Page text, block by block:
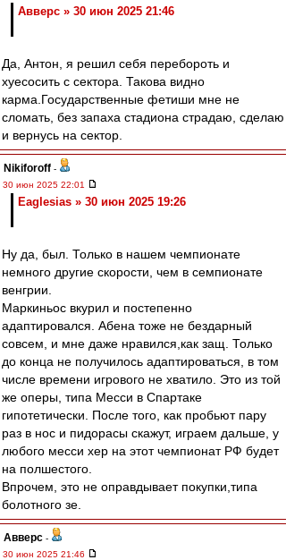
Авверс » 30 июн 2025 21:46
Да, Антон, я решил себя перебороть и
хуесосить с сектора. Такова видно
карма.Государственные фетиши мне не
сломать, без запаха стадиона страдаю, сделаю
и вернусь на сектор.
Nikiforoff -
30 июн 2025 22:01
Eaglesias » 30 июн 2025 19:26
Ну да, был. Только в нашем чемпионате
немного другие скорости, чем в семпионате
венгрии.
Маркиньос вкурил и постепенно
адаптировался. Абена тоже не бездарный
совсем, и мне даже нравился,как защ. Только
до конца не получилось адаптироваться, в том
числе времени игрового не хватило. Это из той
же оперы, типа Месси в Спартаке
гипотетически. После того, как пробьют пару
раз в нос и пидорасы скажут, играем дальше, у
любого месси хер на этот чемпионат РФ будет
на полшестого.
Впрочем, это не оправдывает покупки,типа
болотного зе.
Авверс -
30 июн 2025 21:46